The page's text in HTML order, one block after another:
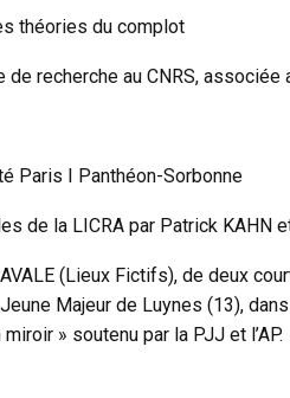
théories du complot
recherche au CNRS, associée
Paris I Panthéon-Sorbonne
de la LICRA par Patrick KAHN
(Lieux Fictifs), de deux
Majeur de Luynes (13),
» soutenu par la PJJ et l’AP.